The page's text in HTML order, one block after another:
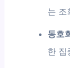
는 조
동호
한 집